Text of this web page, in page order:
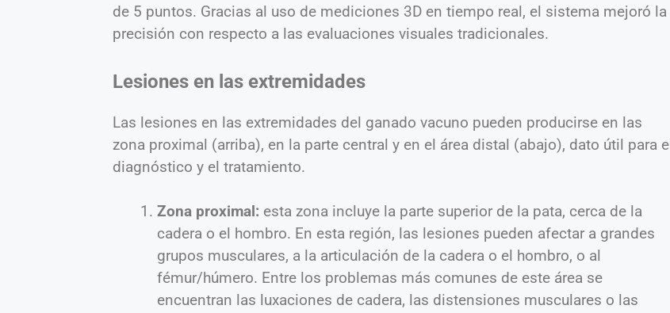
de 5 puntos. Gracias al uso de mediciones 3D en tiempo real, el sistema mejoró la
precisión con respecto a las evaluaciones visuales tradicionales.
Lesiones en las extremidades
Las lesiones en las extremidades del ganado vacuno pueden producirse en las
zona proximal (arriba), en la parte central y en el área distal (abajo), dato útil para el
diagnóstico y el tratamiento.
Zona proximal: esta zona incluye la parte superior de la pata, cerca de la
cadera o el hombro. En esta región, las lesiones pueden afectar a grandes
grupos musculares, a la articulación de la cadera o el hombro, o al
fémur/húmero. Entre los problemas más comunes de este área se
encuentran las luxaciones de cadera, las distensiones musculares o las